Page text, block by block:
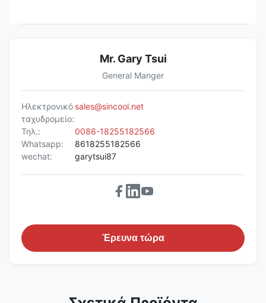
Mr. Gary Tsui
General Manger
Ηλεκτρονικό
ταχυδρομείο:
sales@sincool.net
Τηλ.:
0086-18255182566
Whatsapp:
8618255182566
wechat:
garytsui87
Έρευνα τώρα